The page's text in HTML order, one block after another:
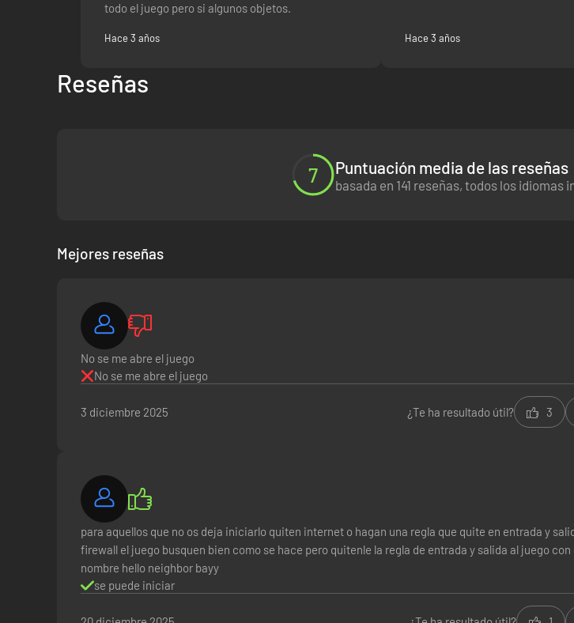
todo el juego pero si algunos objetos.
Hace 3 años Hace 3 años
Reseñas
7 Puntuación media de las reseñas
basada en 141 reseñas, todos los idiomas
Mejores reseñas
No se me abre el juego
No se me abre el juego
3 diciembre 2025 ¿Te ha resultado útil? 3
para aquellos que no os deja iniciarlo quiten internet o hagan una regla que quite en entrada y
firewall el juego busquen bien como se hace pero quitenle la regla de entrada y salida al juego con
nombre hello neighbor bayy
se puede iniciar